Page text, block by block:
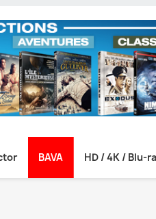
BAVA HD / 4K / Blu-